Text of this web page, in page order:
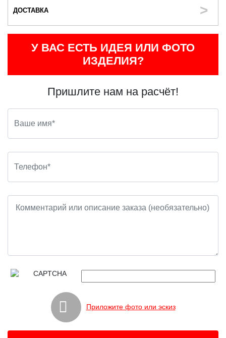
ДОСТАВКА
У ВАС ЕСТЬ ИДЕЯ ИЛИ ФОТО
ИЗДЕЛИЯ?
Пришлите нам на расчёт!
Приложите фото или эскиз